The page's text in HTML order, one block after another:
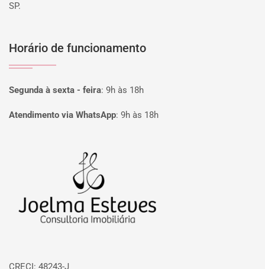
SP.
Horário de funcionamento
Segunda à sexta - feira: 9h às 18h
Atendimento via WhatsApp: 9h às 18h
CRECI: 48243-J